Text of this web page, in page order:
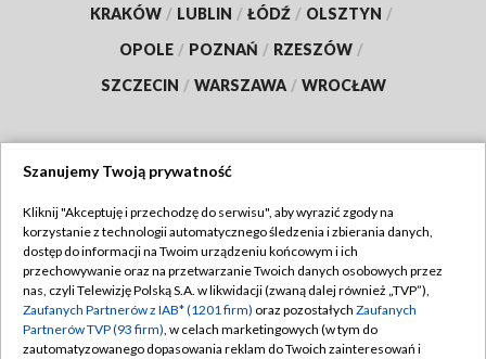
KRAKÓW / LUBLIN / ŁÓDŹ / OLSZTYN /
OPOLE / POZNAŃ / RZESZÓW /
SZCZECIN / WARSZAWA / WROCŁAW
TVP
Abonament TVP
Emisja w TVP
Centrum informacji TVP
Regulamin TVP
Polityka prywatności
Moje zgody
Szanujemy Twoją prywatność
Kliknij "Akceptuję i przechodzę do serwisu", aby wyrazić zgody na
korzystanie z technologii automatycznego śledzenia i zbierania danych,
dostęp do informacji na Twoim urządzeniu końcowym i ich
przechowywanie oraz na przetwarzanie Twoich danych osobowych przez
nas, czyli Telewizję Polską S.A. w likwidacji (zwaną dalej również „TVP”),
Zaufanych Partnerów z IAB* (1201 firm) oraz pozostałych Zaufanych
Partnerów TVP (93 firm), w celach marketingowych (w tym do
zautomatyzowanego dopasowania reklam do Twoich zainteresowań i